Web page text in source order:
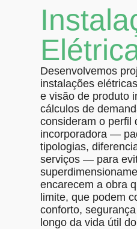
Desenvolvemos
instalações
e visão de produto
cálculos de
consideram o perfil
incorporadora —
tipologias,
serviços — para
encarecem a obra
limite, que podem
conforto,
longo da vida útil